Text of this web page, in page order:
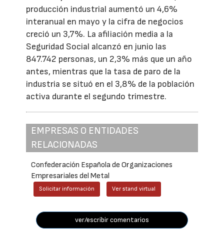
producción industrial aumentó un 4,6%
interanual en mayo y la cifra de negocios
creció un 3,7%. La afiliación media a la
Seguridad Social alcanzó en junio las
847.742 personas, un 2,3% más que un año
antes, mientras que la tasa de paro de la
industria se situó en el 3,8% de la población
activa durante el segundo trimestre.
EMPRESAS O ENTIDADES
RELACIONADAS
Confederación Española de Organizaciones
Empresariales del Metal
Solicitar información Ver stand virtual
ver/escribir comentarios